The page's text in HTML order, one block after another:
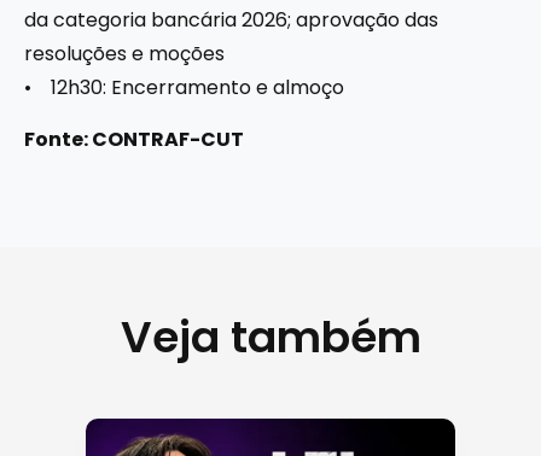
da categoria bancária 2026; aprovação das
resoluções e moções
• 12h30: Encerramento e almoço
Fonte: CONTRAF-CUT
Veja também